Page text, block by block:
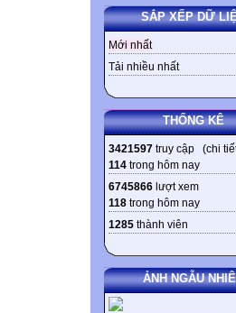
SẮP XẾP DỮ
Mới nhất
Tải nhiều nhất
THỐNG KÊ
3421597 truy cập (chi
114 trong hôm nay
6745866 lượt xem
118 trong hôm nay
1285 thành viên
ẢNH NGẪU